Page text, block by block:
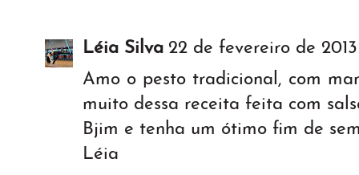
Léia Silva 22 de fevereiro de 2013
Amo o pesto tradicional, com
muito dessa receita feita com
Bjim e tenha um ótimo fim de
Léia